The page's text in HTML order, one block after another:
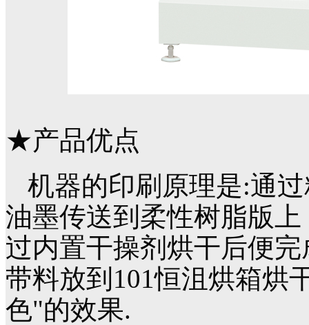
★产品优点
机器的印刷原理是:通
油墨传送到柔性树脂版
过内置干操剂烘干后便
带料放到101恒沮烘箱烘
色"的效果.